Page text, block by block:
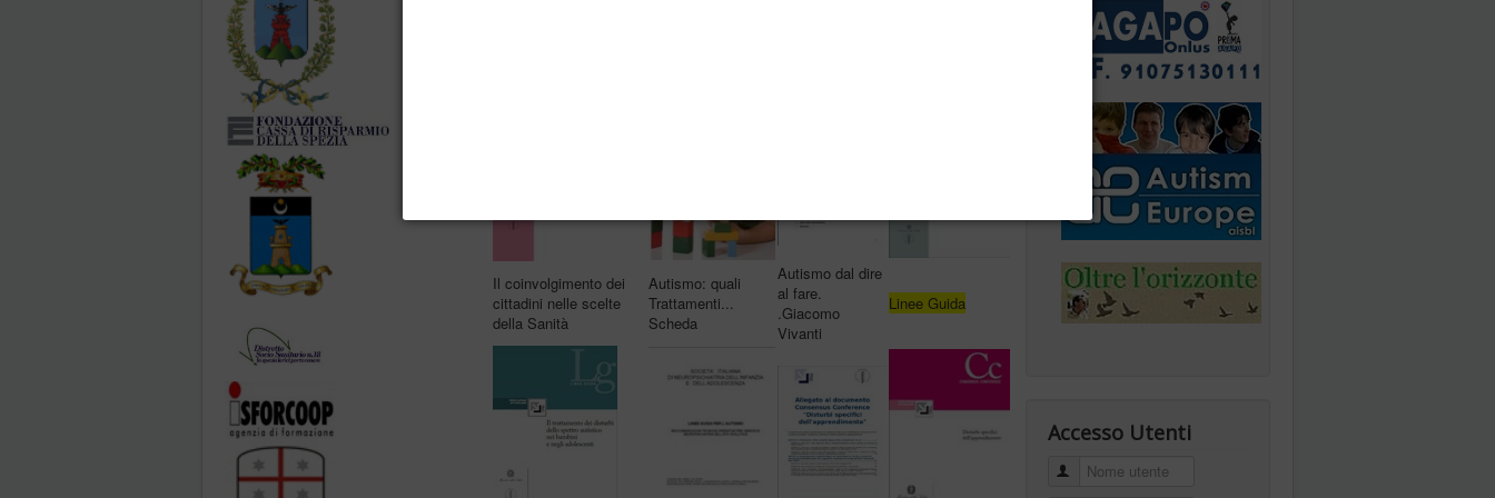
Il coinvolgimento dei
cittadini nelle scelte
della Sanità
Autismo: quali
Trattamenti...
Scheda
Autismo dal dire
al fare.
.Giacomo
Vivanti
Linee Guida
Accesso Utenti
Nome utente